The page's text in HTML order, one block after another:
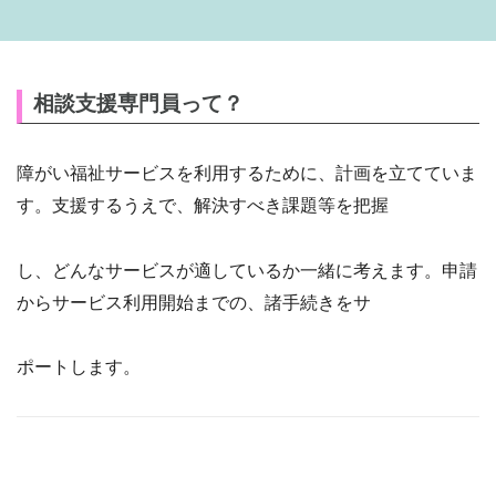
相談支援専門員って？
障がい福祉サービスを利用するために、計画を立てていま
す。支援するうえで、解決すべき課題等を把握
し、どんなサービスが適しているか一緒に考えます。申請
からサービス利用開始までの、諸手続きをサ
ポートします。